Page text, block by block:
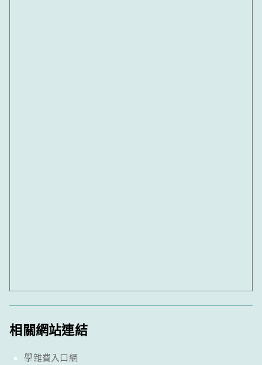
相關網站連結
學雜費入口網